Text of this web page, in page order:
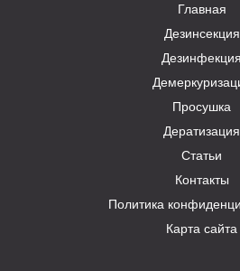
Главная
Дезинсекция
Дезинфекция
Просушка
Дератизация
Статьи
Контакты
Политика
Карта сайта